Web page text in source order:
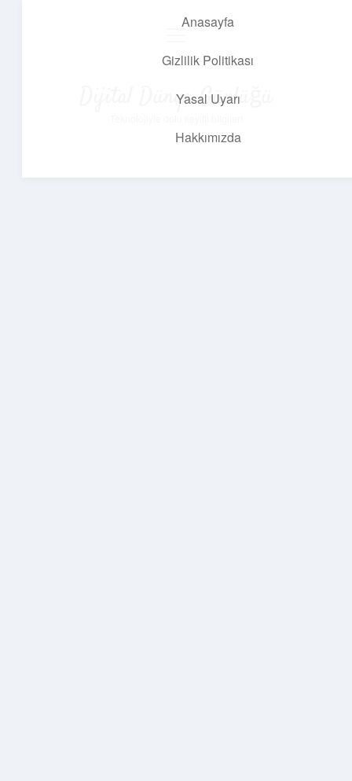
Anasayfa
Gizlilik Politikası
Yasal Uyarı
Hakkımızda
Dijital Dünya Günlüğü